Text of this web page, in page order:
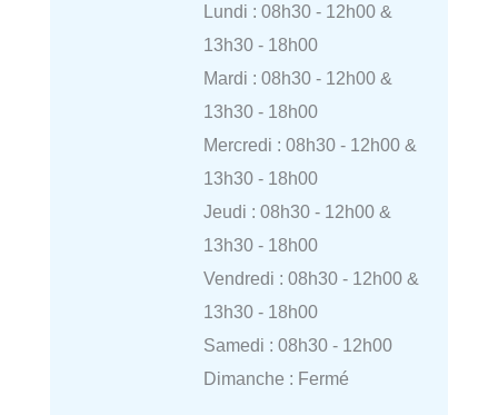
Lundi : 08h30 - 12h00 &
13h30 - 18h00
Mardi : 08h30 - 12h00 &
13h30 - 18h00
Mercredi : 08h30 - 12h00 &
13h30 - 18h00
Jeudi : 08h30 - 12h00 &
13h30 - 18h00
Vendredi : 08h30 - 12h00 &
13h30 - 18h00
Samedi : 08h30 - 12h00
Dimanche : Fermé